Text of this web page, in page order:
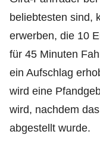
beliebtesten sind,
erwerben, die 10
für 45 Minuten
ein Aufschlag
wird eine
wird, nachdem
abgestellt wurde.